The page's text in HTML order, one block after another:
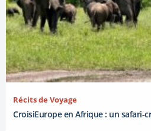
Récits de Voyage
CroisiEurope en Afrique : un safari-